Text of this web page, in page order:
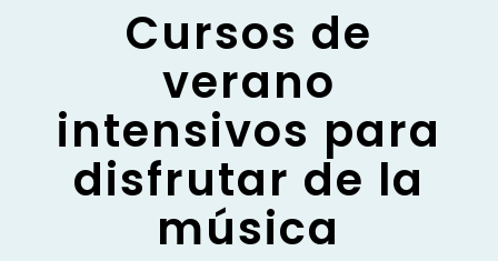
Cursos de
verano
intensivos para
disfrutar de la
música